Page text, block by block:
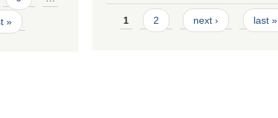
» Pages
1 2 next › last »